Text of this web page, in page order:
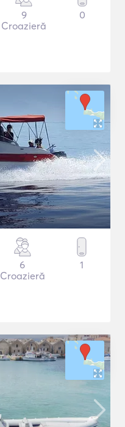
9
Croazieră
0
6
Croazieră
1